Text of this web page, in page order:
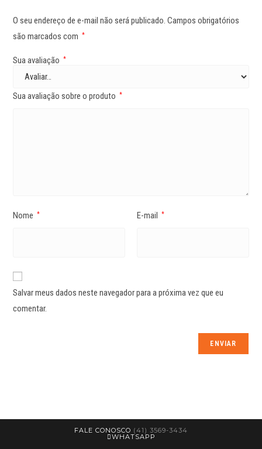
O seu endereço de e-mail não será publicado. Campos obrigatórios
são marcados com
*
Sua avaliação *
Sua avaliação sobre o produto *
Nome * E-mail *
Salvar meus dados neste navegador para a próxima vez que eu
comentar.
FALE CONOSCO (41) 3569-3434
WHATSAPP